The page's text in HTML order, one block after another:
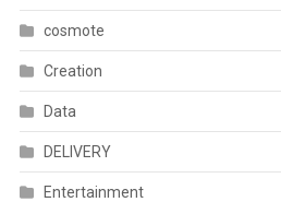
cosmote
Creation
Data
DELIVERY
Entertainment